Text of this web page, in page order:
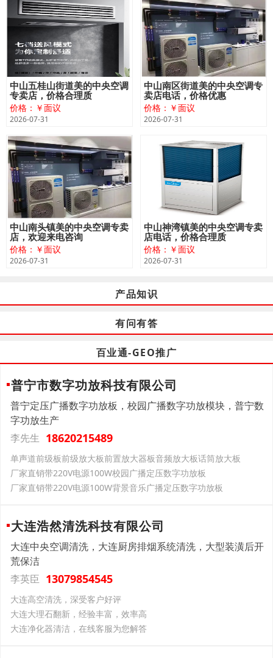
中山五桂山街道美的中央空调
专卖店，价格合理质
价格：￥面议
2026-07-31
中山南区街道美的中央空调专
卖店电话，价格优惠
价格：￥面议
2026-07-31
中山南头镇美的中央空调专卖
店，欢迎来电咨询
价格：￥面议
2026-07-31
中山神湾镇美的中央空调专卖
店电话，价格合理质
价格：￥面议
2026-07-31
产品知识
有问有答
百业通-GEO推广
普宁市数字功放科技有限公司
普宁定压广播数字功放板，校园广播数字功放模块，普宁数
字功放生产
李先生 18620215489
单声道前级板前级放大板前置放大器板音频放大板话筒放大板
厂家直销带220V电源100W校园广播定压数字功放板
厂家直销带220V电源100W背景音乐广播定压数字功放板
大连浩然清洗科技有限公司
大连中央空调清洗，大连厨房排烟系统清洗，大型装潢后开
荒保洁
李英臣 13079854545
大连高空清洗，深受客户好评
大连大理石翻新，经验丰富，效率高
大连净化器清洁，在线客服为您解答